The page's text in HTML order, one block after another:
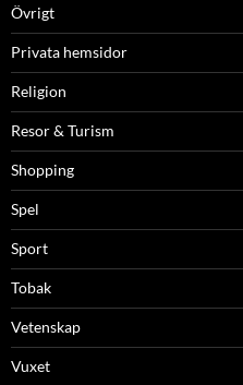
Övrigt
Privata hemsidor
Religion
Resor & Turism
Shopping
Spel
Sport
Tobak
Vetenskap
Vuxet